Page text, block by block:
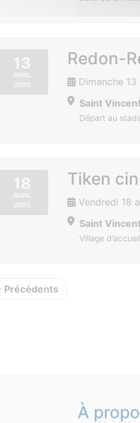
13
AVRIL
2025
Redon-
Dimanche
Saint
Départ au
18
AVRIL
2025
Tiken
Vendredi 18
Saint
Village
Précédents
À